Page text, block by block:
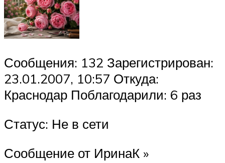
Сообщения: 132 Зарегистрирован:
23.01.2007, 10:57 Откуда:
Краснодар Поблагодарили: 6 раз
Статус: Не в сети
Сообщение от ИринаК »